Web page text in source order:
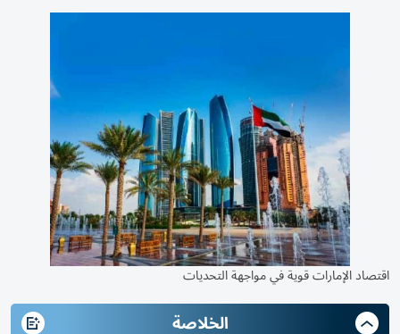
اقتصاد الإمارات قوية في مواجهة التحديات
الخلاصة